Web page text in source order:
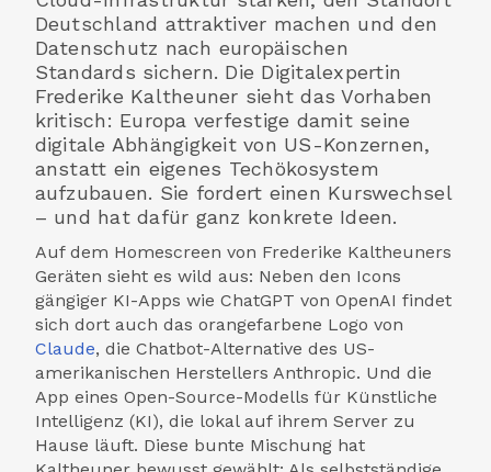
Deutschland attraktiver machen und den
Daten­schutz nach europäischen
Standards sichern. Die Digital­expertin
Frederike Kaltheuner sieht das Vorhaben
kritisch: Europa verfestige damit seine
digitale Abhängigkeit von US-Konzernen,
anstatt ein eigenes Tech­öko­system
aufzubauen. Sie fordert einen Kurs­wechsel
– und hat dafür ganz konkrete Ideen.
Auf dem Homescreen von Frederike Kaltheuners
Geräten sieht es wild aus: Neben den Icons
gängiger KI-Apps wie ChatGPT von OpenAI findet
sich dort auch das orange­farbene Logo von
Claude, die Chatbot-Alternative des US-
amerikanischen Herstellers Anthropic. Und die
App eines Open-Source-Modells für Künstliche
Intelligenz (KI), die lokal auf ihrem Server zu
Hause läuft. Diese bunte Mischung hat